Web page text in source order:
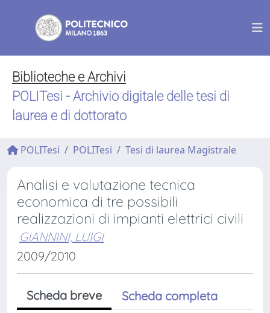
Biblioteche e Archivi
POLITesi - Archivio digitale delle tesi di
laurea e di dottorato
POLITesi POLITesi Tesi di laurea Magistrale
Analisi e valutazione tecnica
economica di tre possibili
realizzazioni di impianti elettrici civili
GIANNINI, LUIGI
2009/2010
Scheda breve Scheda completa